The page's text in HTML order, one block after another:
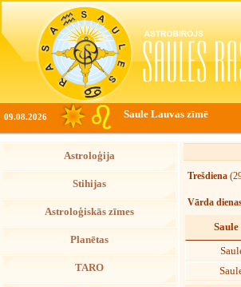
09.08.2026 Saule Lauvas zīmē
Astroloģija
Stihijas
Astroloģiskās zīmes
Planētas
TARO
Trešdiena
Vārda
Saule